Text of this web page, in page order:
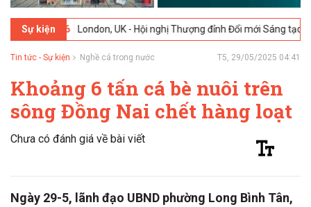
Sự kiện
2026 London, UK - Hội nghị Thượng đỉnh Đổi mới Sáng tạo trong
Tin tức - Sự kiện Nghề cá trong nước T5, 29/05/2025 04:41
Khoảng 6 tấn cá bè nuôi trên
sông Đồng Nai chết hàng loạt
Chưa có đánh giá về bài viết
Ngày 29-5, lãnh đạo UBND phường Long Bình Tân,